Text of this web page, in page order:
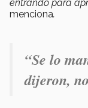
entrando para
menciona.
“Se lo
dijeron,